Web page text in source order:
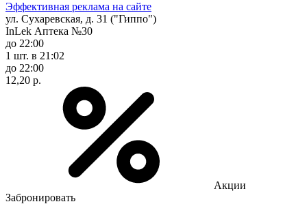
Эффективная реклама на сайте
ул. Сухаревская, д. 31 ("Гиппо")
InLek Аптека №30
до 22:00
1 шт. в 21:02
до 22:00
12,20 р.
Акции
Забронировать